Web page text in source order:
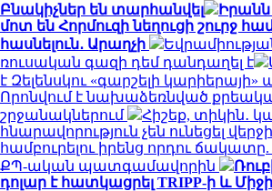
Բնակիչներ են տարհանվել
մոտ են Հորմուզի նեղուցի շուրջ
հասնելուն․ Արաղչի
ռուսական գազի դեմ դանդաղել է
է Զելենսկու «գարշելի
Որոնվում է նախաձեռնված
շրջանակներում
Հիշեք, տիկին․
հնարավորություն չեն ունեցել
համբուրելու իրենց որդու
ՔՊ-ական պատգամավորին
դոլար է հատկացրել TRIPP-ի և